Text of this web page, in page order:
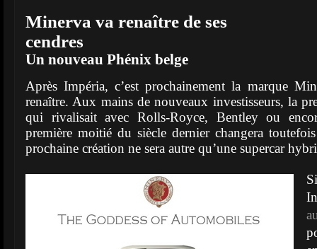
Minerva va renaître de ses
cendres
Un nouveau Phénix belge
Après Impéria, c’est prochainement la marque
renaître. Aux mains de nouveaux investisseurs, la
qui rivalisait avec Rolls-Royce, Bentley ou
première moitié du siècle dernier changera
prochaine création ne sera autre qu’une supercar